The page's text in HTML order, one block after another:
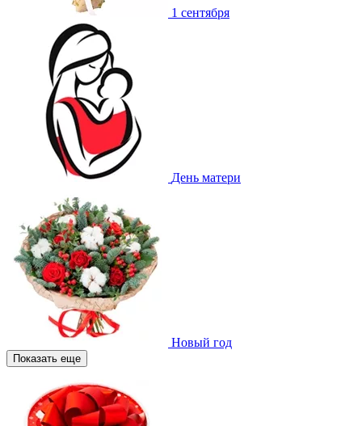
1 сентября
День матери
Новый год
Показать еще